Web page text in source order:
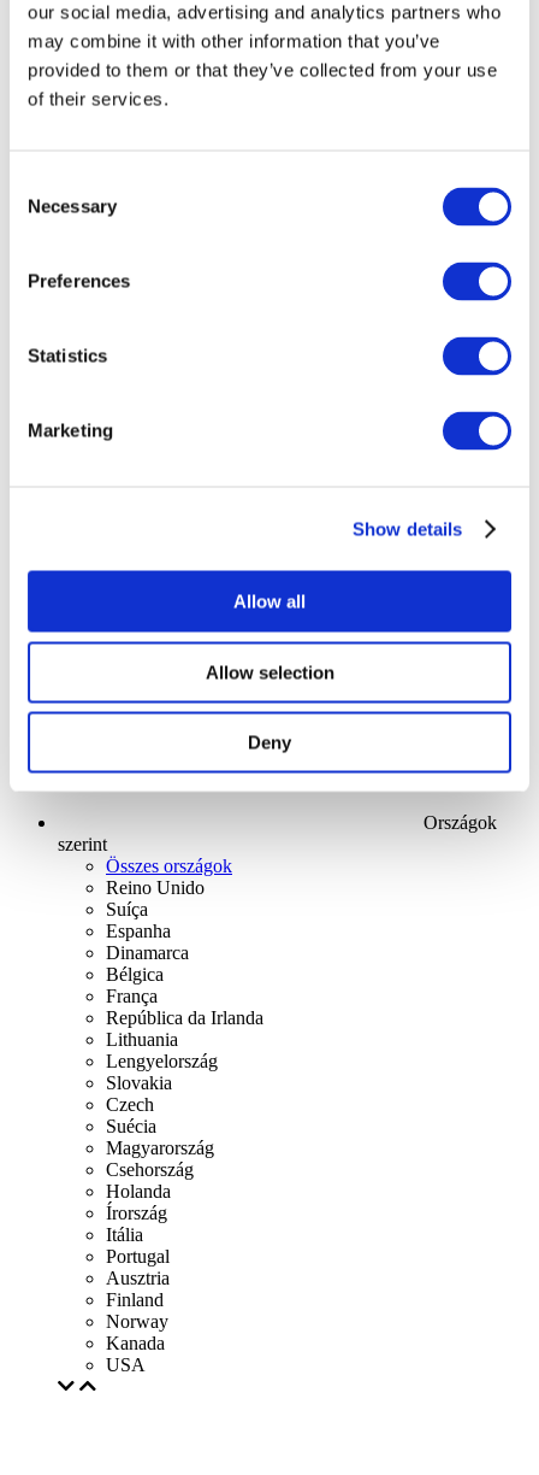
our social media, advertising and analytics partners who
may combine it with other information that you’ve
provided to them or that they’ve collected from your use
of their services.
Selection
Necessary
Preferences
Statistics
Marketing
Show details
Allow all
Allow selection
Deny
Összes
Concertos
Országok
szerint
Összes országok
Reino Unido
Suíça
Espanha
Dinamarca
Bélgica
França
República da Irlanda
Lithuania
Lengyelország
Slovakia
Czech
Suécia
Magyarország
Csehország
Holanda
Írország
Itália
Portugal
Ausztria
Finland
Norway
Kanada
USA